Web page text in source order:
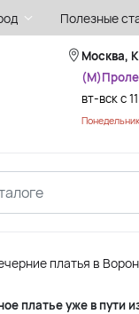
Полезные
Москва,
вт-вск с
платья в
платье уже в пути